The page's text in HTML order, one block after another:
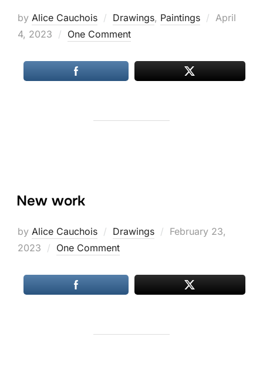
by Alice Cauchois Drawings, Paintings
Posted
April
4, 2023
One Comment
New work
by Alice Cauchois Drawings
Posted
February 23,
2023
One Comment